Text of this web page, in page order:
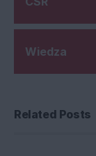
Wiedza
Related Posts